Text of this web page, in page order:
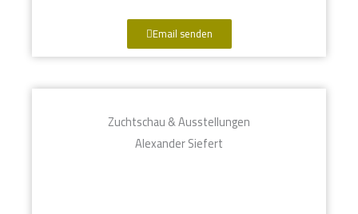
Email senden
Zuchtschau & Ausstellungen
Alexander Siefert